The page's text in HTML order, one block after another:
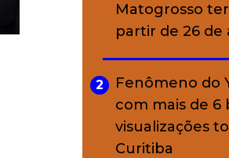
A ciência por
skincare: a
ativo
Matogrosso
partir de 26 de
2
Fenômeno do
com mais de 6
visualizações
Curitiba